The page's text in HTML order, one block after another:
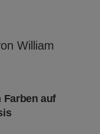
Farben auf